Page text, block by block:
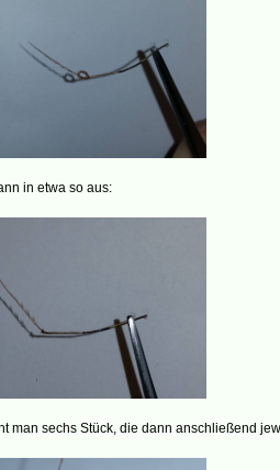
in etwa so aus:
man sechs Stück, die dann anschließend